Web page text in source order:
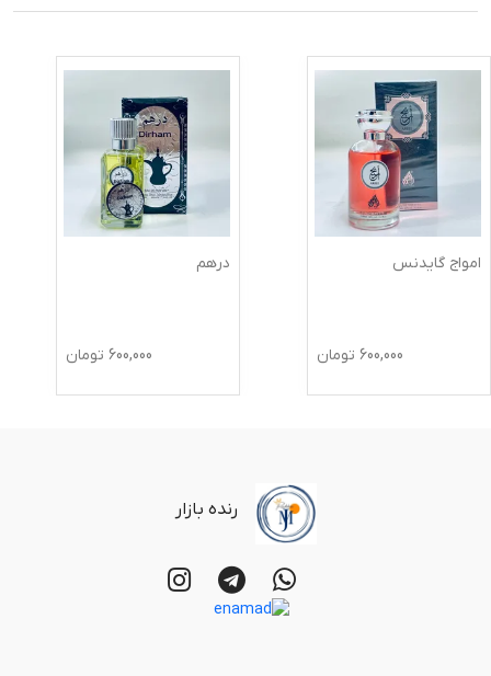
امواج گایدنس
600,000 تومان
درهم
600,000 تومان
رنده بازار